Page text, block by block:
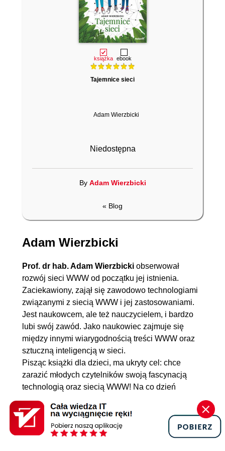
książka ebook
Tajemnice sieci
Adam Wierzbicki
Niedostępna
« Blog
By Adam Wierzbicki
Adam Wierzbicki
Prof. dr hab. Adam Wierzbicki obserwował
rozwój sieci WWW od początku jej istnienia.
Zaciekawiony, zajął się zawodowo technologiami
związanymi z siecią WWW i jej zastosowaniami.
Jest naukowcem, ale też nauczycielem, i bardzo
lubi swój zawód. Jako naukowiec zajmuje się
między innymi wiarygodnością treści WWW oraz
sztuczną inteligencją w sieci.
Pisząc książki dla dzieci, ma ukryty cel: chce
zarazić młodych czytelników swoją fascynacją
technologią oraz siecią WWW! Na co dzień
wykłada w Polsko-Japońskiej Akademii Technik
Komputerowych . Autor książki „Wiarygodność
treści WWW”.
Zobacz wszystkie posty autora »